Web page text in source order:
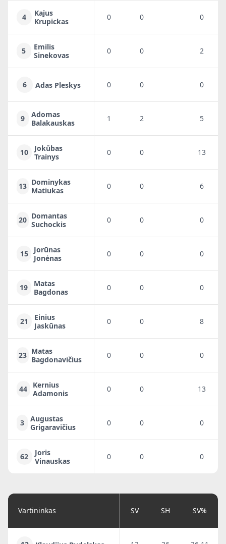
4
Kajus
Krupickas
0 0 0
5
Emilis
Sinekovas
0 0 2
6 Adas Pleskys 0 0 0
9
Adomas
Balakauskas
1 2 5
10
Jokūbas
Trainys
0 0 13
13 Dominykas
Matiukas
0 0 6
20 Domantas
Suchockis
0 0 0
15
Jorūnas
Jonėnas
0 0 0
19
Matas
Bagdonas
0 0 0
21
Einius
Jaskūnas
0 0 8
23 Matas
Bagdonavičius
0 0 0
44
Kernius
Adamonis
0 0 13
3
Augustas
Grigaravičius
0 0 0
62
Joris
Vinauskas
0 0 0
Vartininkas SV SH SV%